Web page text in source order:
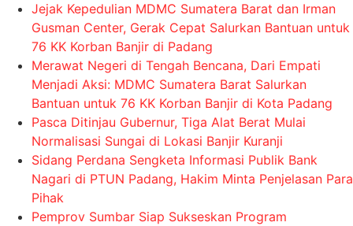
Jejak Kepedulian MDMC Sumatera Barat dan Irman
Gusman Center, Gerak Cepat Salurkan Bantuan untuk
76 KK Korban Banjir di Padang
Merawat Negeri di Tengah Bencana, Dari Empati
Menjadi Aksi: MDMC Sumatera Barat Salurkan
Bantuan untuk 76 KK Korban Banjir di Kota Padang
Pasca Ditinjau Gubernur, Tiga Alat Berat Mulai
Normalisasi Sungai di Lokasi Banjir Kuranji
Sidang Perdana Sengketa Informasi Publik Bank
Nagari di PTUN Padang, Hakim Minta Penjelasan Para
Pihak
Pemprov Sumbar Siap Sukseskan Program